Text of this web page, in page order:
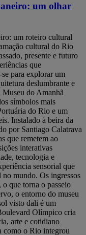
um olhar
vida carioca. É o tipo de experiência que não aparece nos roteiros tradicionais, mas que revela com precisão o encanto do Rio vivido por quem realmente conhece a cidade. &nbsp; Confeitaria Alemã Kurt &nbsp; A Confeitaria Alemã Kurt é um refúgio doce no coração do Leblon, onde tradições europeias ganham um toque carioca irresistível. Fundada por imigrantes alemães na década de 1940, a casa preserva receitas clássicas que atravessam gerações, como tortas impecáveis, biscoitos amanteigados e apfelstrudel servido ainda quentinho. O atendimento acolhedor e o aroma de baunilha que toma conta do salão criam um ambiente que convida a desacelerar e aproveitar cada detalhe. Além das delícias, a confeitaria guarda um charme histórico que encanta quem passa por ali. As vitrines coloridas revelam o cuidado artesanal da produção e mostram por que o lugar se tornou um dos favoritos de moradores e visitantes. Sentar-se para um café acompanhado de uma fatia generosa de bolo é uma forma de vivenciar um Rio mais tranquilo e elegante, onde tradição e sabor caminham juntos. &nbsp; Sabores e tradições que contam histórias &nbsp; A cena cultural do Rio também se revela nos sabores, nas tradições e nos encontros que dão vida à cidade, mostrando como a gastronomia e as manifestações populares contam histórias tão fortes quanto seus monumentos. Prepare-se para descobrir lugares onde a identidade carioca se expressa em festas, aromas, ritmos e celebrações que tornam cada experiência ainda mais especial. &nbsp; Feira de São Cristóvão &nbsp; A Feira de São Cristóvão é um mergulho vibrante na cultura nordestina sem sair do Rio, reunindo sabores, música e tradições que fazem o visitante esquecer que está na capital fluminense. Entre barracas de comida típica, como carne de sol com macaxeira, tapiocas fumegantes e doces caseiros, o espaço pulsa ao som de forró, xote e baião que embalam apresentações ao vivo ao longo do dia. Caminhar pelos corredores é descobrir artesanato, cordéis, temperos e produtos regionais que revelam a força da herança nordestina na cidade, transformando cada visita em uma celebração calorosa e cheia de histórias. &nbsp; Café Lamas e Confeitaria Colombo &nbsp; O Café Lamas e a Confeitaria Colombo são dois ícones gastronômicos que revelam como história e tradição se encontram à mesa no Rio. No Lamas, um dos restaurantes mais antigos da cidade, o clima boêmio e os pratos clássicos fazem cada visita parecer uma viagem no tempo. Já a Colombo encanta com seus salões de época, vitrais imponentes e doces que preservam receitas centenárias, criando uma experiência que mistura elegância, memória afetiva e o sabor autêntico da cidade. Juntos, esses dois espaços celebram a identidade carioca por meio da boa comida e de ambientes que preservam a alma do Rio. &nbsp; Roda de samba da Pedra do Sal &nbsp; A roda de samba da Pedra do Sal é um dos encontros mais autênticos da cidade e um verdadeiro berço da música popular brasileira. Localizada na região portuária, a poucos passos do metrô e do VLT, a área ganha vida ao cair da tarde, quando moradores, músicos e visitantes se reúnem nos degraus de pedra para celebrar o samba em sua forma mais espontânea. Entre rodas animadas, batuques contagiantes e histórias que atravessam gerações, o espaço preserva a essência afro-brasileira do Rio e oferece uma experiência intensa, marcada pela convivialidade e pela força cultural que ecoa em cada canto. &nbsp; Festival de Cinema do Rio &nbsp; O Festival de Cinema do Rio é um dos eventos audiovisuais mais importantes do país e transforma a cidade em um grande palco de histórias, debates e desc